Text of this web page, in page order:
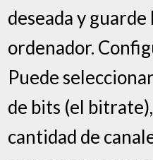
deseada y guarde
ordenador.
Puede
de bits (el
cantidad de